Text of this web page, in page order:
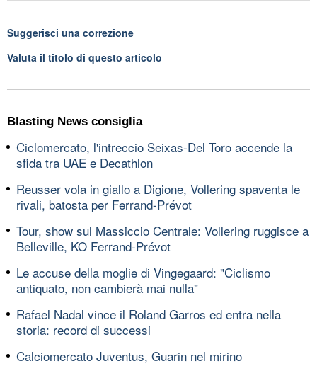
Suggerisci una correzione
Valuta il titolo di questo articolo
Blasting News consiglia
Ciclomercato, l'intreccio Seixas-Del Toro accende la
sfida tra UAE e Decathlon
Reusser vola in giallo a Digione, Vollering spaventa le
rivali, batosta per Ferrand-Prévot
Tour, show sul Massiccio Centrale: Vollering ruggisce a
Belleville, KO Ferrand-Prévot
Le accuse della moglie di Vingegaard: "Ciclismo
antiquato, non cambierà mai nulla"
Rafael Nadal vince il Roland Garros ed entra nella
storia: record di successi
Calciomercato Juventus, Guarin nel mirino